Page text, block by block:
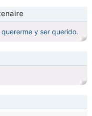
y ser querido.